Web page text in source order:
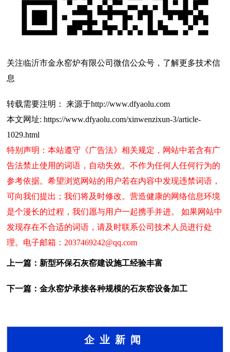
关注临沂市金永窑炉有限公司微信公众号，了解更多技术信
息
转载需要注明： 来源于http://www.dfyaolu.com
本文网址: https://www.dfyaolu.com/xinwenzixun-3/article-
1029.html
特别声明：本站遵守《广告法》相关规定，网站中若含有广
告法禁止使用的词语，自动失效。不作为任何人任何行为的
参考依据。希望浏览网站的用户若在内容中发现违禁词语，
可向我们提出；我们将及时修改。营造健康的网络信息环境
是个漫长的过程，我们愿与用户一起携手并进。 如果网站中
发现存在不合适的词语，请及时联系公司技术人员进行处
理。电子邮箱：2037469242@qq.com
上一篇： 新型环保石灰窑建设施工经验丰富
下一篇：金永窑炉承接各种规模的石灰窑设备加工
企业新闻